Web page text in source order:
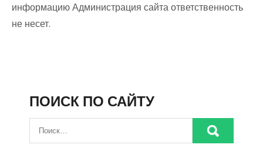
информацию Администрация сайта ответственность
не несет.
ПОИСК ПО САЙТУ